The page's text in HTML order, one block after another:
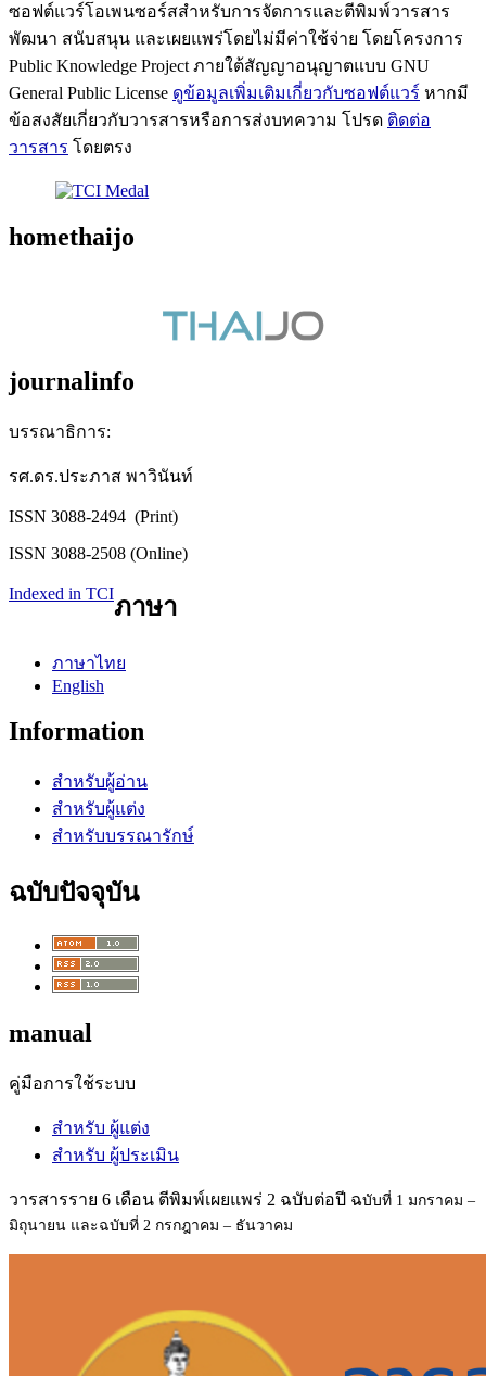
ซอฟต์แวร์โอเพนซอร์สสำหรับการจัดการและตีพิมพ์วารสาร
พัฒนา สนับสนุน และเผยแพร่โดยไม่มีค่าใช้จ่าย โดยโครงการ
Public Knowledge Project ภายใต้สัญญาอนุญาตแบบ GNU
General Public License ดูข้อมูลเพิ่มเติมเกี่ยวกับซอฟต์แวร์ หากมี
ข้อสงสัยเกี่ยวกับวารสารหรือการส่งบทความ โปรด ติดต่อ
วารสาร โดยตรง
homethaijo
journalinfo
บรรณาธิการ:
รศ.ดร.ประภาส พาวินันท์
ISSN 3088-2494 (Print)
ISSN 3088-2508 (Online)
Indexed in TCIภาษา
ภาษาไทย
English
Information
สำหรับผู้อ่าน
สำหรับผู้แต่ง
สำหรับบรรณารักษ์
ฉบับปัจจุบัน
manual
คู่มือการใช้ระบบ
สำหรับ ผู้แต่ง
สำหรับ ผู้ประเมิน
วารสารราย 6 เดือน ตีพิมพ์เผยแพร่ 2 ฉบับต่อปี ฉบับที่ 1 มกราคม –
มิถุนายน และฉบับที่ 2 กรกฎาคม – ธันวาคม